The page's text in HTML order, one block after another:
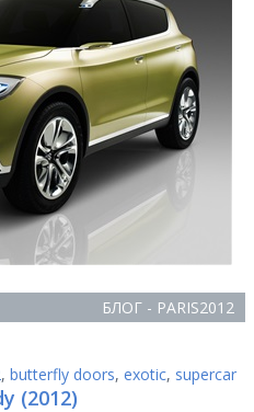
БЛОГ - PARIS2012
, butterfly doors, exotic, supercar
(2012)